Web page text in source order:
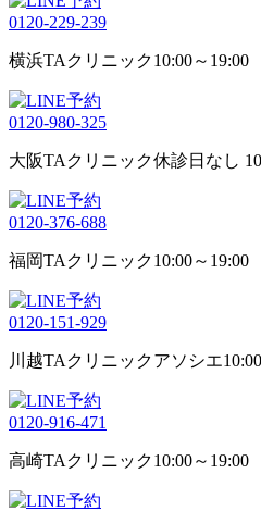
0120-229-239
横浜TAクリニック10:00～19:00
0120-980-325
大阪TAクリニック休診日なし
0120-376-688
福岡TAクリニック10:00～19:00
0120-151-929
川越TAクリニックアソシエ
0120-916-471
高崎TAクリニック10:00～19:00